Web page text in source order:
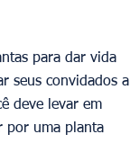
para dar vida
seus convidados a
deve levar em
por uma planta